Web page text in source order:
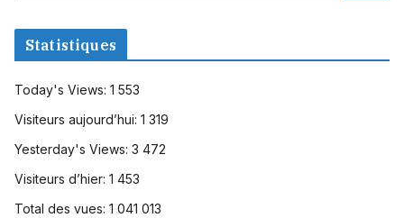
Statistiques
Today's Views: 1 553
Visiteurs aujourd’hui: 1 319
Yesterday's Views: 3 472
Visiteurs d’hier: 1 453
Total des vues: 1 041 013